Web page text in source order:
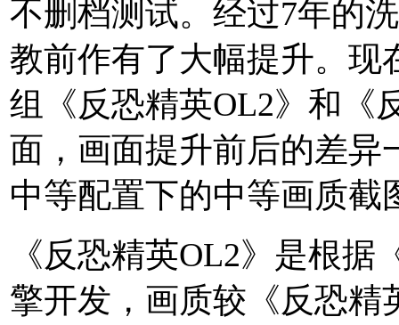
不删档测试。经过7年的
教前作有了大幅提升。现
组《反恐精英OL2》和《
面，画面提升前后的差异
中等配置下的中等画质截
《反恐精英OL2》是根据
擎开发，画质较《反恐精